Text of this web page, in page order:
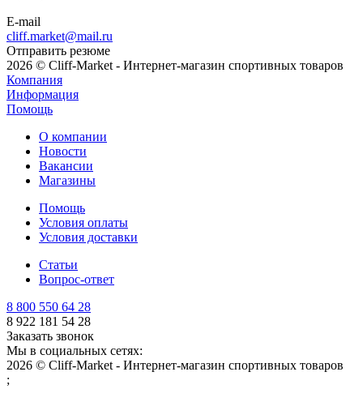
E-mail
cliff.market@mail.ru
Отправить резюме
2026 © Cliff-Market - Интернет-магазин спортивных товаров
Компания
Информация
Помощь
О компании
Новости
Вакансии
Магазины
Помощь
Условия оплаты
Условия доставки
Статьи
Вопрос-ответ
8 800 550 64 28
8 922 181 54 28
Заказать звонок
Мы в социальных сетях:
2026 © Cliff-Market - Интернет-магазин спортивных товаров
;